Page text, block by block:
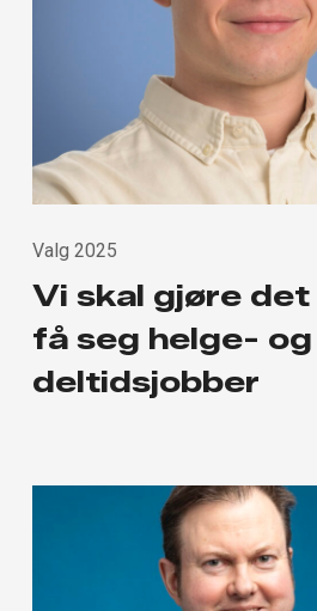
Valg 2025
Vi skal gjøre
få seg helge- og
deltidsjobber